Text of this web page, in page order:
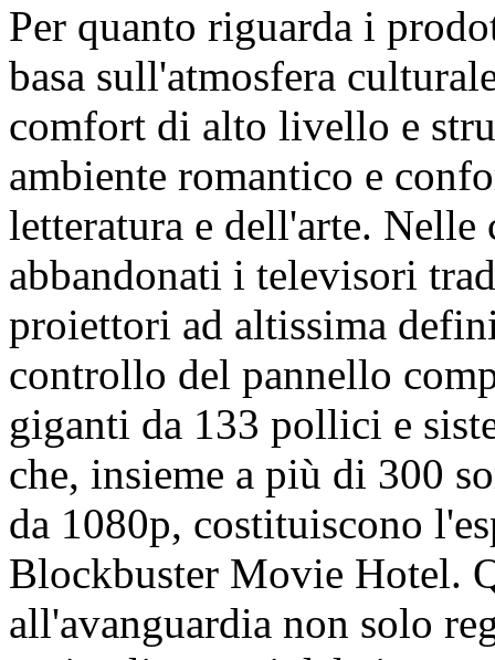
Per quanto riguarda i
basa sull'atmosfera
comfort di alto livello e
ambiente romantico e
letteratura e dell'arte.
abbandonati i televisori
proiettori ad altissima
controllo del pannello
giganti da 133 pollici e
che, insieme a più di 300
da 1080p, costituiscono
Blockbuster Movie Hotel.
all'avanguardia non solo